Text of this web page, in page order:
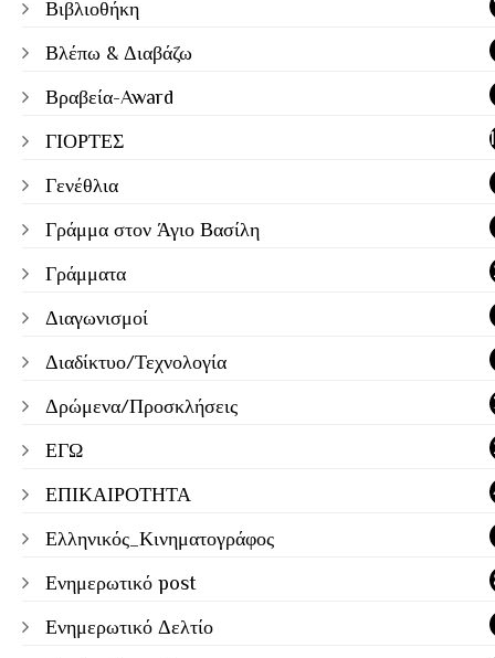
Βιβλιοθήκη
Βλέπω & Διαβάζω
Βραβεία-Award
ΓΙΟΡΤΕΣ
Γενέθλια
Γράμμα στον Άγιο Βασίλη
Γράμματα
Διαγωνισμοί
Διαδίκτυο/Τεχνολογία
Δρώμενα/Προσκλήσεις
ΕΓΩ
ΕΠΙΚΑΙΡΟΤΗΤΑ
Ελληνικός_Κινηματογράφος
Ενημερωτικό post
Ενημερωτικό Δελτίο